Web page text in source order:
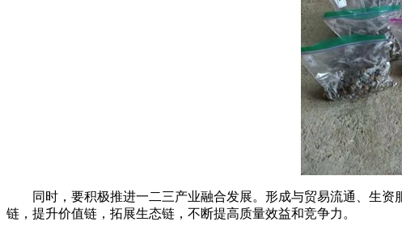
同时，要积极推进一二三产业融合发展。形成与贸易流通、生资
链，提升价值链，拓展生态链，不断提高质量效益和竞争力。